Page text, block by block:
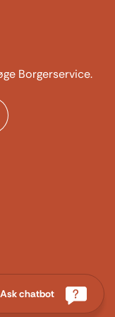
Borgerservice.
chatbot